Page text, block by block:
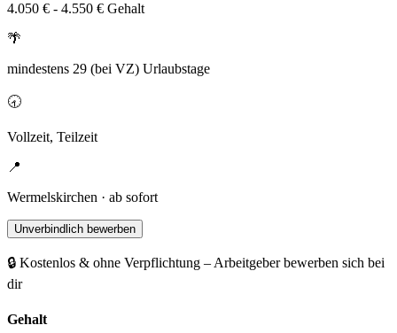
4.050 € - 4.550 € Gehalt
🌴
mindestens 29 (bei VZ) Urlaubstage
🕣
Vollzeit, Teilzeit
📍
Wermelskirchen · ab sofort
Unverbindlich bewerben
🔒 Kostenlos & ohne Verpflichtung – Arbeitgeber bewerben sich bei
dir
Gehalt